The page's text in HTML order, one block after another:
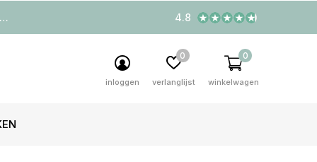
inloggen verlanglijst
0
winkelwagen
0
4.8